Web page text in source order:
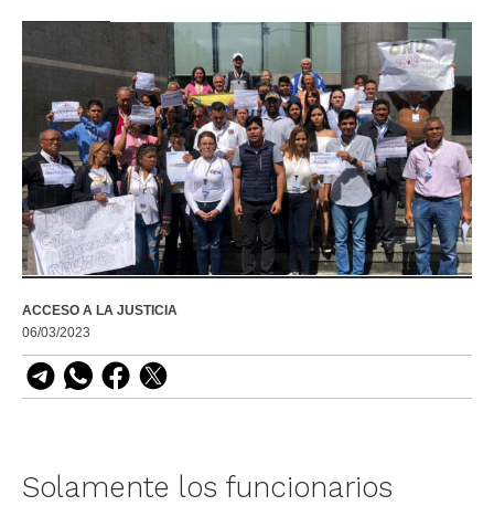
ACCESO A LA JUSTICIA
06/03/2023
Solamente los funcionarios